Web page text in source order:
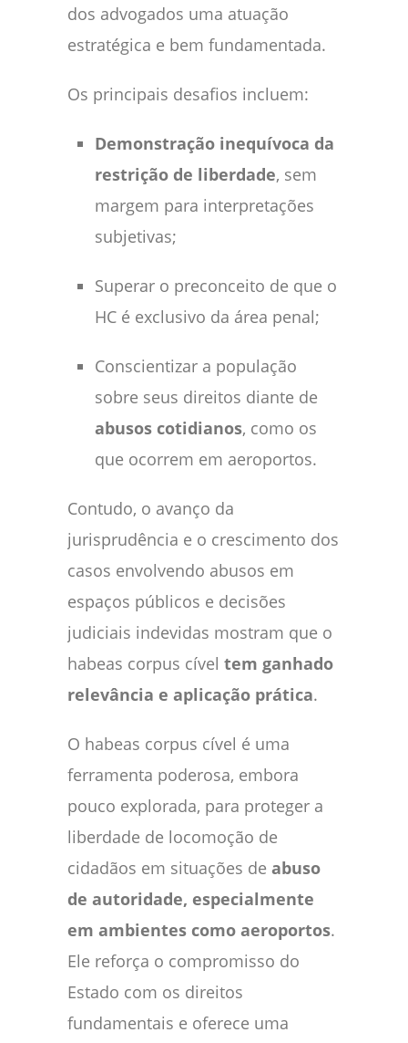
dos advogados uma atuação
estratégica e bem fundamentada.
Os principais desafios incluem:
Demonstração inequívoca da
restrição de liberdade, sem
margem para interpretações
subjetivas;
Superar o preconceito de que o
HC é exclusivo da área penal;
Conscientizar a população
sobre seus direitos diante de
abusos cotidianos, como os
que ocorrem em aeroportos.
Contudo, o avanço da
jurisprudência e o crescimento dos
casos envolvendo abusos em
espaços públicos e decisões
judiciais indevidas mostram que o
habeas corpus cível tem ganhado
relevância e aplicação prática.
O habeas corpus cível é uma
ferramenta poderosa, embora
pouco explorada, para proteger a
liberdade de locomoção de
cidadãos em situações de abuso
de autoridade, especialmente
em ambientes como aeroportos.
Ele reforça o compromisso do
Estado com os direitos
fundamentais e oferece uma